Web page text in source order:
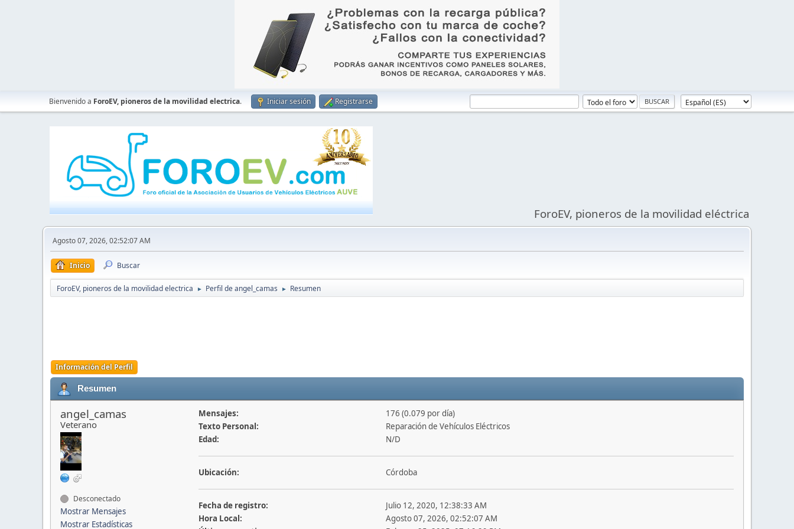
Bienvenido a ForoEV, pioneros de la movilidad electrica. Iniciar sesión Registrarse
ForoEV, pioneros de la movilidad eléctrica
Agosto 07, 2026, 02:52:07 AM
Inicio Buscar
ForoEV, pioneros de la movilidad electrica ► Perfil de angel_camas ► Resumen
Información del Perfil
Resumen
angel_camas
Veterano
Desconectado
Mostrar Mensajes
Mostrar Estadísticas
Mensajes:
176 (0.079 por día)
Texto Personal:
Reparación de Vehículos Eléctricos
Edad:
N/D
Ubicación: Córdoba
Fecha de registro:
Julio 12, 2020, 12:38:33 AM
Hora Local:
Agosto 07, 2026, 02:52:07 AM